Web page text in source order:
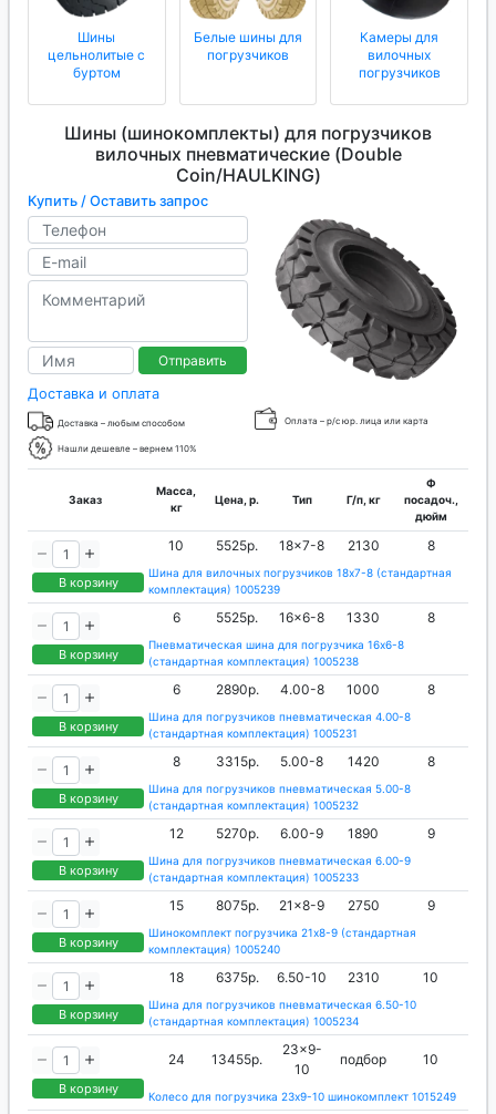
Шины
цельнолитые с
буртом
Белые шины для
погрузчиков
Камеры для
вилочных
погрузчиков
Шины (шинокомплекты) для погрузчиков
вилочных пневматические (Double
Coin/HAULKING)
Купить / Оставить запрос
Отправить
Доставка и оплата
Доставка – любым способом Оплата – р/с юр. лица или карта
Нашли дешевле – вернем 110%
Заказ
Масса,
кг
Цена, р. Тип Г/п, кг
Ф
посадоч.,
дюйм
В корзину
10 5525р. 18x7-8 2130 8
Шина для вилочных погрузчиков 18x7-8 (стандартная
комплектация) 1005239
В корзину
6 5525р. 16x6-8 1330 8
Пневматическая шина для погрузчика 16x6-8
(стандартная комплектация) 1005238
В корзину
6 2890р. 4.00-8 1000 8
Шина для погрузчиков пневматическая 4.00-8
(стандартная комплектация) 1005231
В корзину
8 3315р. 5.00-8 1420 8
Шина для погрузчиков пневматическая 5.00-8
(стандартная комплектация) 1005232
В корзину
12 5270р. 6.00-9 1890 9
Шина для погрузчиков пневматическая 6.00-9
(стандартная комплектация) 1005233
В корзину
15 8075р. 21x8-9 2750 9
Шинокомплект погрузчика 21x8-9 (стандартная
комплектация) 1005240
В корзину
18 6375р. 6.50-10 2310 10
Шина для погрузчиков пневматическая 6.50-10
(стандартная комплектация) 1005234
В корзину
24 13455р.
23x9-
10
подбор 10
Колесо для погрузчика 23x9-10 шинокомплект 1015249